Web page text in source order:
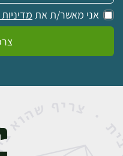
אני מאשר/ת את